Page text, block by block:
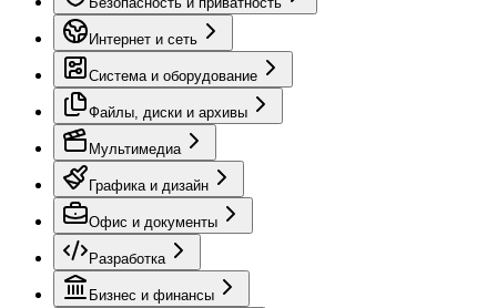
Интернет и сеть
Система и оборудование
Файлы, диски и архивы
Мультимедиа
Графика и дизайн
Офис и документы
Разработка
Бизнес и финансы